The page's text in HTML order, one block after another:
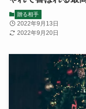
贈る相手
2022年9月13日
2022年9月20日